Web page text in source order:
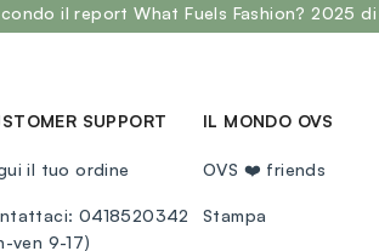
il report What Fuels Fashion? 2025 di
SUPPORT
il tuo ordine
0418520342
ven 9-17)
IL MONDO OVS
OVS ❤️ friends
Stampa